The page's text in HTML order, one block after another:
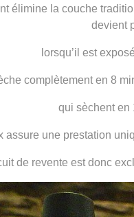
élimine la couche
devient
lorsqu’il est
complètement en 8
qui sèchent en
assure une prestation
de revente est donc